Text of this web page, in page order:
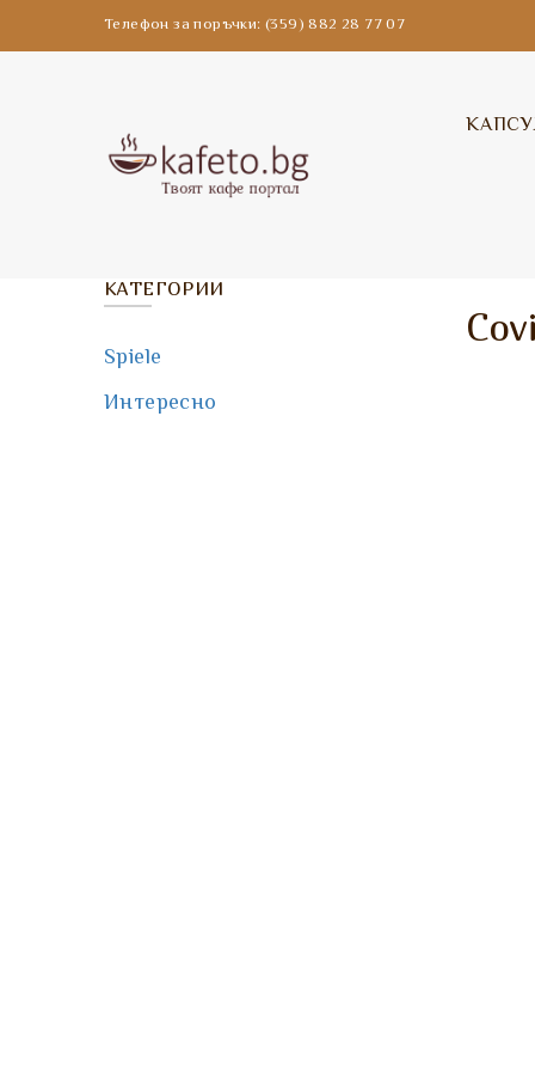
Телефон за поръчки: (359) 882 28 77 07
КАТЕГОРИИ
Spiele
Интересно